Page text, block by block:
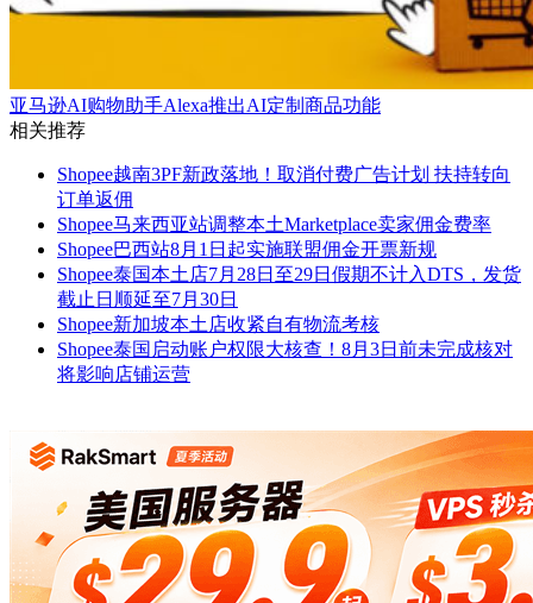
亚马逊AI购物助手Alexa推出AI定制商品功能
相关推荐
Shopee越南3PF新政落地！取消付费广告计划 扶持转向
订单返佣
Shopee马来西亚站调整本土Marketplace卖家佣金费率
Shopee巴西站8月1日起实施联盟佣金开票新规
Shopee泰国本土店7月28日至29日假期不计入DTS，发货
截止日顺延至7月30日
Shopee新加坡本土店收紧自有物流考核
Shopee泰国启动账户权限大核查！8月3日前未完成核对
将影响店铺运营